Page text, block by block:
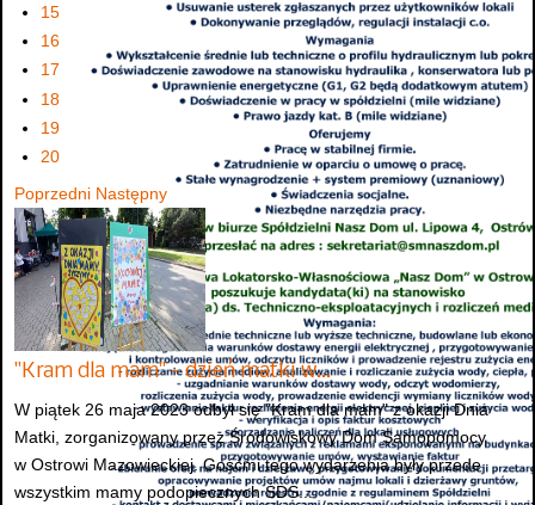
15
16
17
18
19
20
Poprzedni Następny
"Kram dla mam" - dzień matki w…
W piątek 26 maja 2023 odbył się "Kram dla mam" z okazji Dnia
Matki, zorganizowany przez Środowiskowy Dom Samopomocy
w Ostrowi Mazowieckiej. Gośćmi tego wydarzenia były przede
wszystkim mamy podopiecznych ŚDS...